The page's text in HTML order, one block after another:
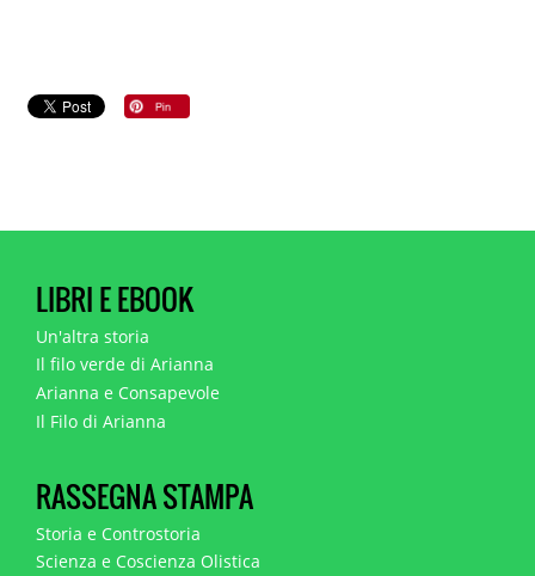
LIBRI E EBOOK
Un'altra storia
Il filo verde di Arianna
Arianna e Consapevole
Il Filo di Arianna
RASSEGNA STAMPA
Storia e Controstoria
Scienza e Coscienza Olistica